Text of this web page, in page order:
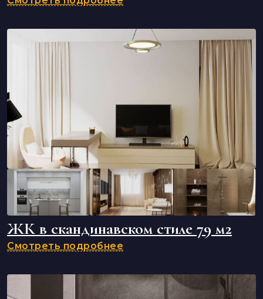
ЖК в скандинавском стиле 79 м2
Смотреть подробнее